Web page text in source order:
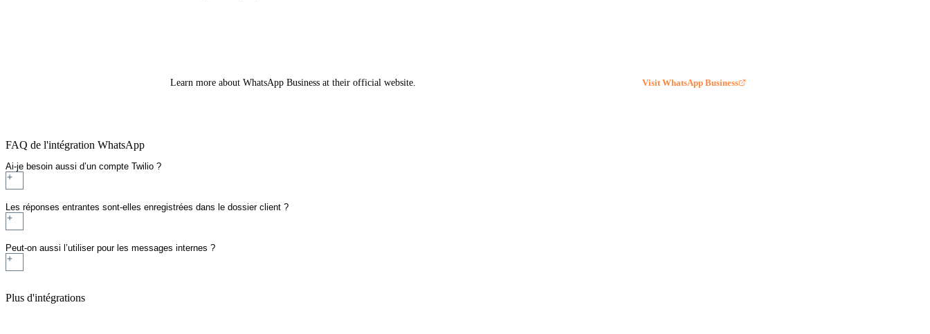
Learn more about WhatsApp Business at their official website. Visit WhatsApp Business
FAQ de l'intégration WhatsApp
Ai-je besoin aussi d’un compte Twilio ?
Les réponses entrantes sont-elles enregistrées dans le dossier client ?
Peut-on aussi l’utiliser pour les messages internes ?
Plus d'intégrations